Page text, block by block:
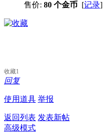
售价: 80 个金币 [记录]
收藏1
回复
使用道具 举报
返回列表 发表新帖
高级模式